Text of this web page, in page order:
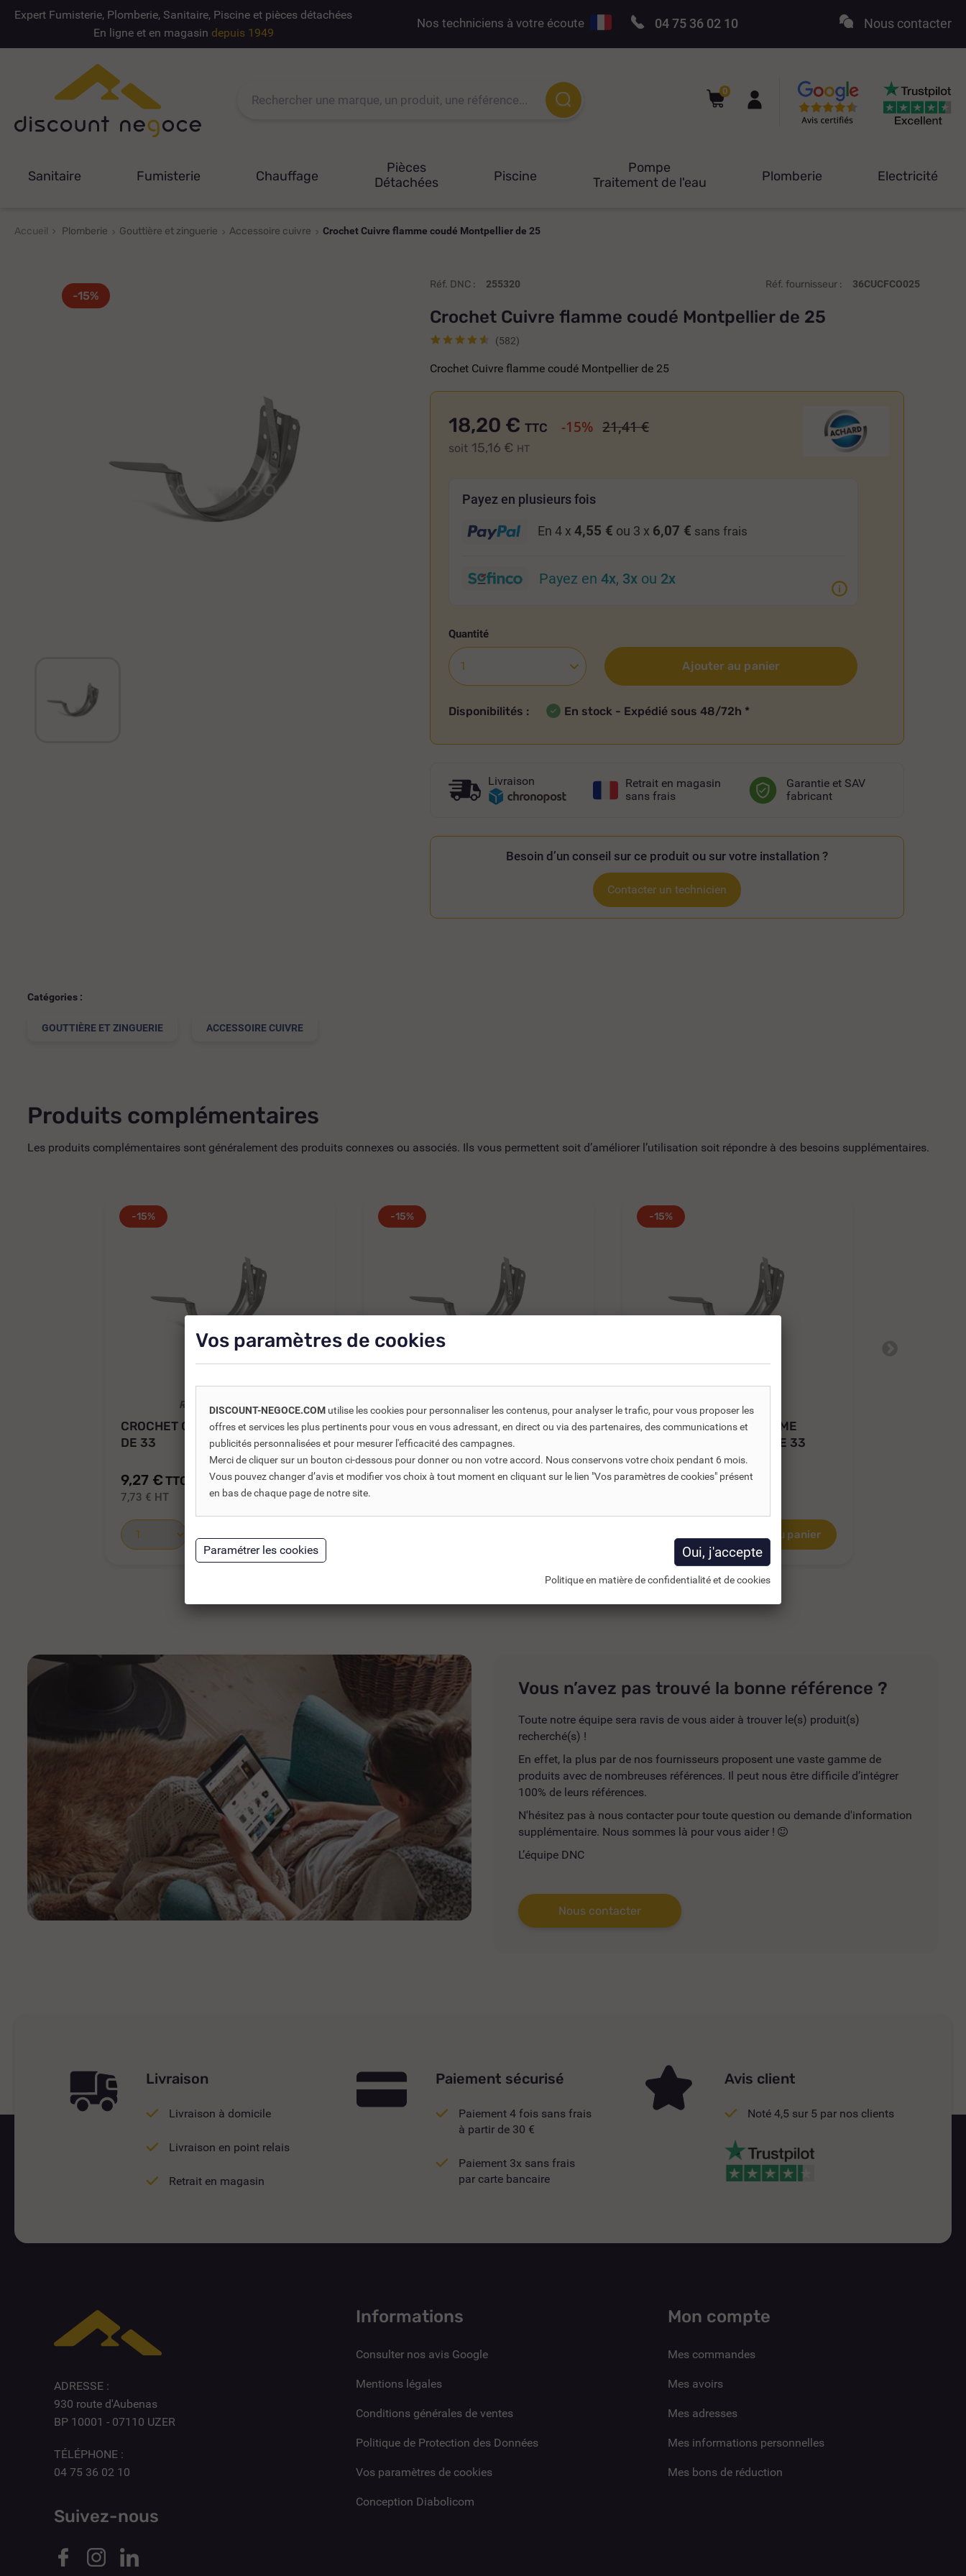
Expert Fumisterie, Plomberie, Sanitaire, Piscine et pièces détachées
En ligne et en magasin depuis 1949
Nos techniciens à votre écoute 04 75 36 02 10 Nous contacter
0
Sanitaire Fumisterie Chauffage
Pièces
Détachées
Piscine
Pompe
Traitement de l'eau
Plomberie Electricité
Accueil Plomberie Gouttière et zinguerie Accessoire cuivre Crochet Cuivre flamme coudé Montpellier de 25
-15%
Réf. DNC : 255320 Réf. fournisseur : 36CUCFCO025
Crochet Cuivre flamme coudé Montpellier de 25
(582)
Crochet Cuivre flamme coudé Montpellier de 25
18,20 €
soit 15,16 € HT
TTC -15% 21,41 €
Payez en plusieurs fois
En 4 x4,55 € ou 3 x 6,07 € sans frais
Payez en4x, 3x ou 2x
Quantité
Ajouter au panier
Disponibilités : En stock - Expédié sous 48/72h *
Livraison
Retrait en magasin
sans frais
Garantie et SAV
fabricant
Besoin d’un conseil sur ce produit ou sur votre installation ?
Contacter un technicien
Catégories :
GOUTTIÈRE ET ZINGUERIE ACCESSOIRE CUIVRE
Produits complémentaires
Les produits complémentaires sont généralement des produits connexes ou associés. Ils vous permettent soit d’améliorer l’utilisation soit répondre à des besoins supplémentaires.
-15%
REF DNC : 255315
CROCHET CUIVRE DOS NERVURÉ
DE 33
9,27 € TTC 10,91 €
7,73 € HT
-15%
REF DNC : 255310
CROCHET CUIVRE DOS NERVURÉ
DE 25
8,20 € TTC 9,65 €
-15%
255330
CROCHET CUIVRE FLAMME
COUDÉ MONTPELLIER DE 33
18,43 €TTC 21,68 €
Ajouter au panier
Vous n’avez pas trouvé la bonne référence ?
Toute notre équipe sera ravis de vous aider à trouver le(s) produit(s)
recherché(s) !
En effet, la plus par de nos fournisseurs proposent une vaste gamme de
produits avec de nombreuses références. Il peut nous être difficile d’intégrer
100% de leurs références.
N'hésitez pas à nous contacter pour toute question ou demande d'information
supplémentaire. Nous sommes là pour vous aider !
L’équipe DNC
Nous contacter
Livraison
Livraison à domicile
Livraison en point relais
Retrait en magasin
Paiement sécurisé
Paiement 4 fois sans frais
à partir de 30 €
Paiement 3x sans frais
par carte bancaire
Avis client
Noté 4,5 sur 5 par nos clients
ADRESSE :
930 route d'Aubenas
BP 10001 - 07110 UZER
TÉLÉPHONE :
04 75 36 02 10
Suivez-nous
Informations
Consulter nos avis Google
Mentions légales
Conditions générales de ventes
Politique de Protection des Données
Vos paramètres de cookies
Conception Diabolicom
Mon compte
Mes commandes
Mes avoirs
Mes adresses
Mes informations personnelles
Mes bons de réduction
Vos paramètres de cookies
DISCOUNT-NEGOCE.COM utilise les cookies pour personnaliser les contenus, pour analyser le trafic, pour vous proposer les
offres et services les plus pertinents pour vous en vous adressant, en direct ou via des partenaires, des communications et
publicités personnalisées et pour mesurer l'efficacité des campagnes.
Merci de cliquer sur un bouton ci-dessous pour donner ou non votre accord. Nous conservons votre choix pendant 6 mois.
Vous pouvez changer d’avis et modifier vos choix à tout moment en cliquant sur le lien "Vos paramètres de cookies" présent
en bas de chaque page de notre site.
Politique en matière de confidentialité et de cookies